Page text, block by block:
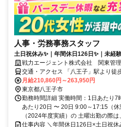
人事・労務事務スタッフ
土日祝休み✨｜年間休日126日✨｜未経
戦力エージェント株式会社 関東管
交通・アクセス 「八王子」駅より徒
歩5分
月給210,860円～263,950円
東京都八王子市
勤務時間詳細 実働時間：1日あたり7
あたり20日 〜 20日 9:00～17:15（
（2024年度実績）の 土曜出勤の際は
仕事内容 ＼年間休日126日×土日祝休